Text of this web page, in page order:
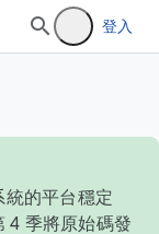
登入
的平台穩定
4 季將原始碼發